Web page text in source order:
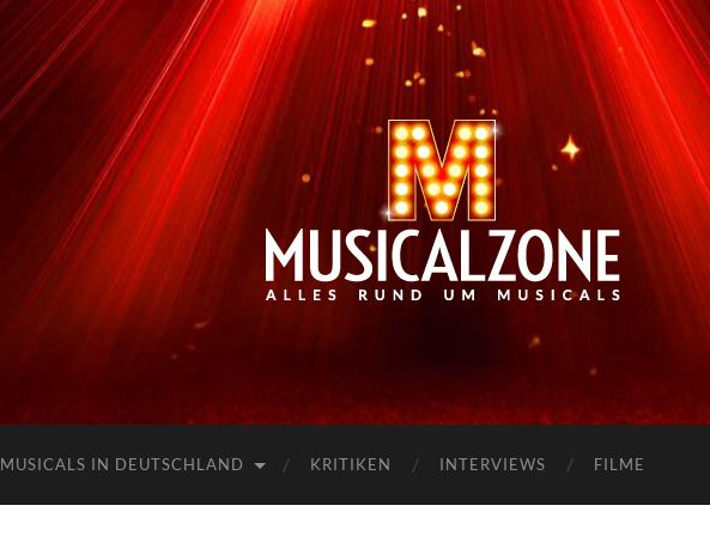
MUSICALS IN DEUTSCHLAND KRITIKEN INTERVIEWS FILME